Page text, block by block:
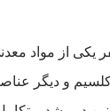
یکی از مواد
کلسیم و دیگر